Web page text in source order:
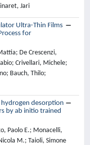
Jari
Ultra-Thin Films
for
De Crescenzi,
Crivellari, Michele;
Bauch, Thilo;
desorption
by ab initio trained
Paolo E.; Monacelli,
M.; Taioli, Simone